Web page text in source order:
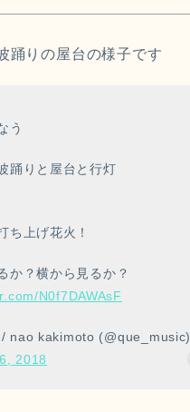
踊りの屋台の様子です
う
踊りと屋台と行灯
ち上げ花火！
か？横から見るか？
N0f7DAWAsF
nao kakimoto (@que_music)
2018